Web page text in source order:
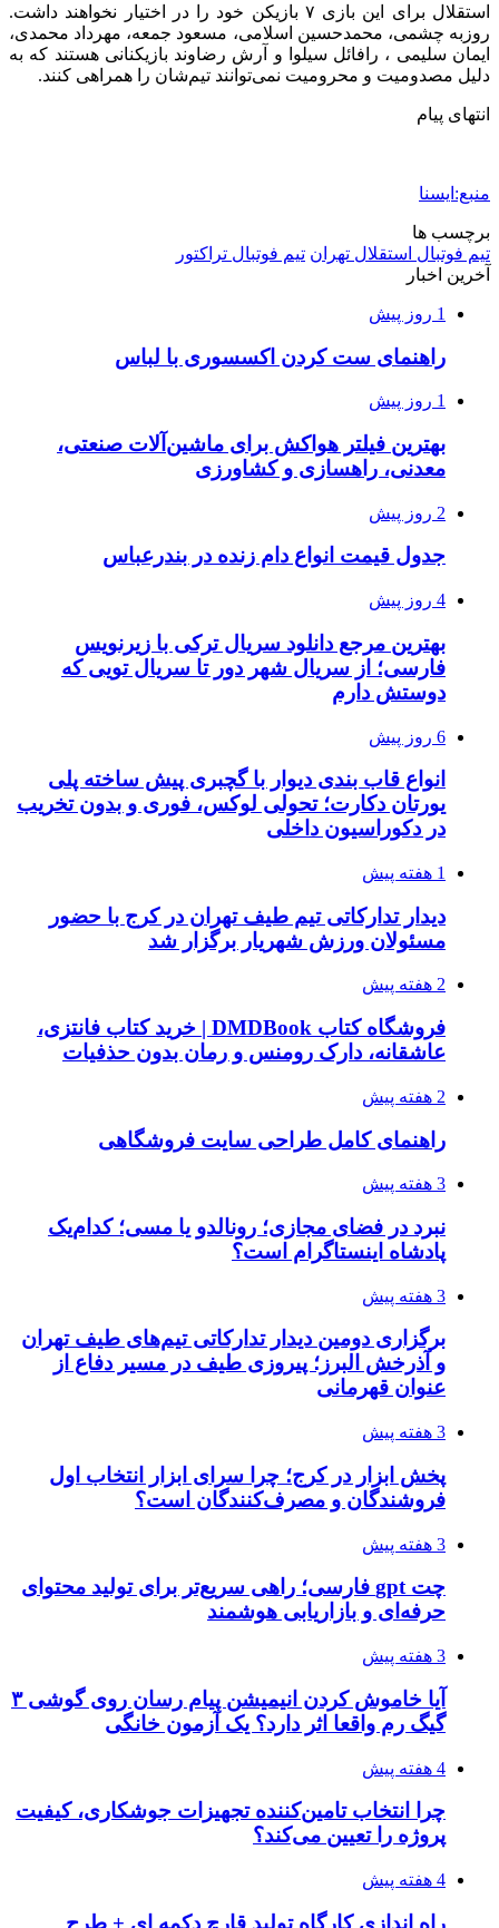
استقلال برای این بازی ۷ بازیکن خود را در اختیار نخواهند داشت.
روزبه چشمی، محمدحسین اسلامی، مسعود جمعه، مهرداد محمدی،
ایمان سلیمی ، رافائل سیلوا و آرش رضاوند بازیکنانی هستند که به
دلیل مصدومیت و محرومیت نمی‌توانند تیم‌شان را همراهی کنند.
انتهای پیام
منبع:ایسنا
برچسب ها
تيم فوتبال استقلال تهران تيم فوتبال تراكتور
آخرین اخبار
1 روز پیش
راهنمای ست کردن اکسسوری با لباس
1 روز پیش
بهترین فیلتر هواکش برای ماشین‌آلات صنعتی،
معدنی، راهسازی و کشاورزی
2 روز پیش
جدول قیمت انواع دام زنده در بندرعباس
4 روز پیش
بهترین مرجع دانلود سریال ترکی با زیرنویس
فارسی؛ از سریال شهر دور تا سریال تویی که
دوستش دارم
6 روز پیش
انواع قاب بندی دیوار با گچبری پیش ساخته پلی
یورتان دکارت؛ تحولی لوکس، فوری و بدون تخریب
در دکوراسیون داخلی
1 هفته پیش
دیدار تدارکاتی تیم طیف تهران در کرج با حضور
مسئولان ورزش شهریار برگزار شد
2 هفته پیش
فروشگاه کتاب DMDBook | خرید کتاب فانتزی،
عاشقانه، دارک رومنس و رمان بدون حذفیات
2 هفته پیش
راهنمای کامل طراحی سایت فروشگاهی
3 هفته پیش
نبرد در فضای مجازی؛ رونالدو یا مسی؛ کدام‌یک
پادشاه اینستاگرام است؟
3 هفته پیش
برگزاری دومین دیدار تدارکاتی تیم‌های طیف تهران
و آذرخش البرز؛ پیروزی طیف در مسیر دفاع از
عنوان قهرمانی
3 هفته پیش
پخش ابزار در کرج؛ چرا سرای ابزار انتخاب اول
فروشندگان و مصرف‌کنندگان است؟
3 هفته پیش
چت gpt فارسی؛ راهی سریع‌تر برای تولید محتوای
حرفه‌ای و بازاریابی هوشمند
3 هفته پیش
آیا خاموش کردن انیمیشن پیام رسان روی گوشی ۳
گیگ رم واقعا اثر دارد؟ یک آزمون خانگی
4 هفته پیش
چرا انتخاب تامین‌کننده تجهیزات جوشکاری، کیفیت
پروژه را تعیین می‌کند؟
4 هفته پیش
راه اندازی کارگاه تولید قارچ دکمه ای + طرح